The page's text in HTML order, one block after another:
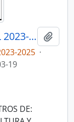
ACTAS ASAMBLEA NACIONAL 2023-2025
2025 ·
19
DE: